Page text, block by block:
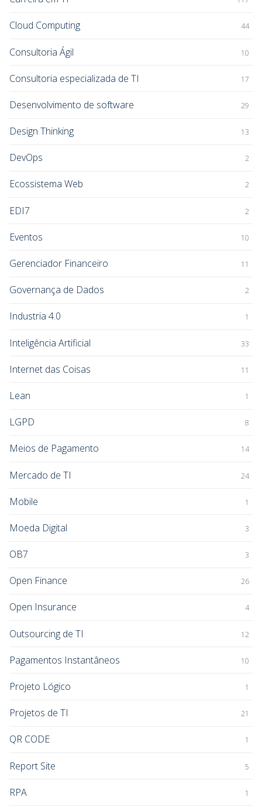
Cloud Computing 44
Consultoria Ágil 10
Consultoria especializada de TI 17
Desenvolvimento de software 29
Design Thinking 13
DevOps 2
Ecossistema Web 2
EDI7 2
Eventos 10
Gerenciador Financeiro 11
Governança de Dados 2
Industria 4.0 1
Inteligência Artificial 33
Internet das Coisas 11
Lean 1
LGPD 8
Meios de Pagamento 14
Mercado de TI 24
Mobile 1
Moeda Digital 3
OB7 3
Open Finance 26
Open Insurance 4
Outsourcing de TI 12
Pagamentos Instantâneos 10
Projeto Lógico 1
Projetos de TI 21
QR CODE 1
Report Site 5
RPA 1